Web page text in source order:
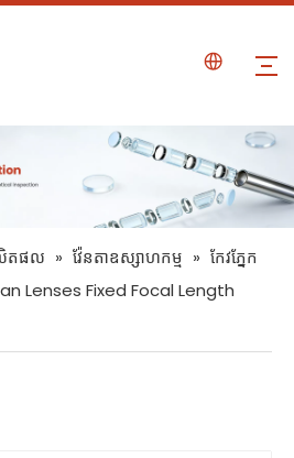
តផល » វ៉ែនតាឧស្សាហកម្ម » កែវភ្នែក
Lenses Fixed Focal Length